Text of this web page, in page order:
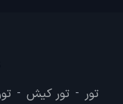
تور - تور کیش -